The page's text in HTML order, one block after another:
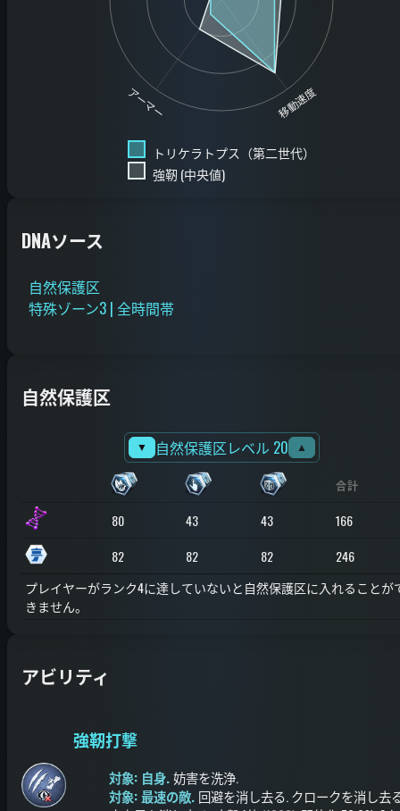
移動速度
アーマー
トリケラトプス（第二世代）
強靭 (中央値)
DNAソース
自然保護区
特殊ゾーン3 | 全時間帯
自然保護区
▼ 自然保護区レベル 20 ▲
合計
80 43 43
166
82
82 82
246
プレイヤーがランク4に達していないと自然保護区に入れることが
きません。
アビリティ
強靭打撃
対象: 自身.妨害を洗浄.
対象: 最速の敵. 回避を消し去る.クロークを消し去